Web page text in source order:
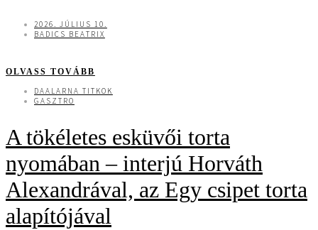
2026. JÚLIUS 10.
BADICS BEATRIX
OLVASS TOVÁBB
DAALARNA TITKOK
GASZTRO
A tökéletes esküvői torta
nyomában – interjú Horváth
Alexandrával, az Egy csipet torta
alapítójával